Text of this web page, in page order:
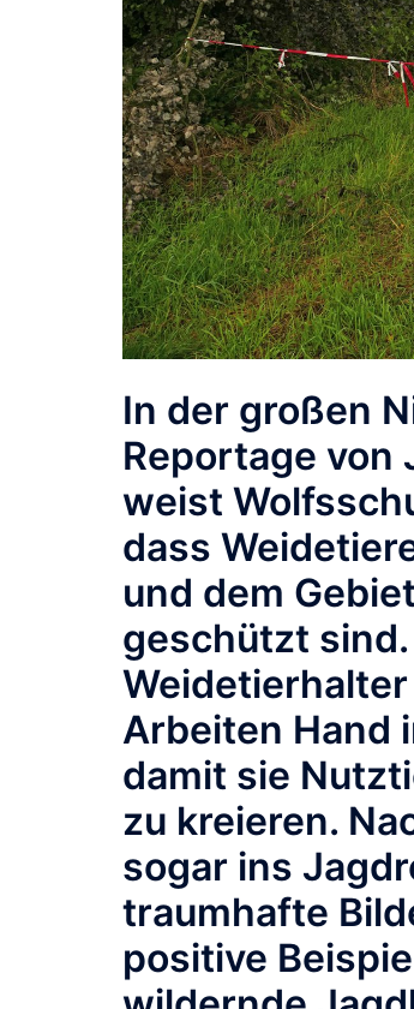
In der großen
Reportage von
weist
dass
und dem
geschützt
Arbeiten Hand
damit sie
zu kreieren.
sogar ins
traumhafte
positive